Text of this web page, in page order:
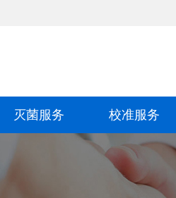
灭菌服务 校准服务